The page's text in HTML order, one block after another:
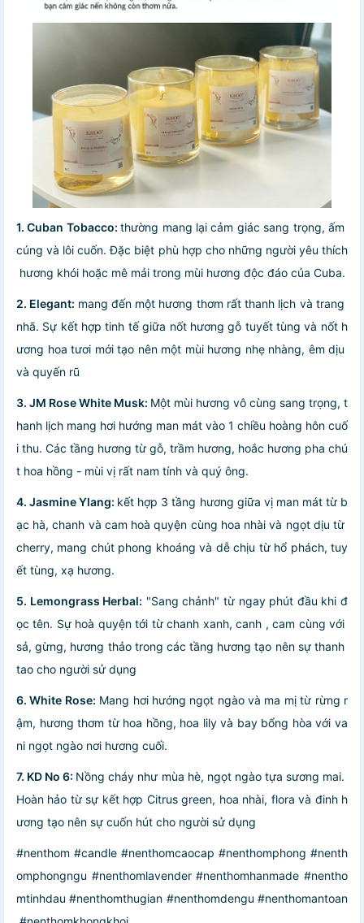
1. Cuban Tobacco:thường mang lại cảm giác sang trọng, ấm
cúng và lôi cuốn. Đặc biệt phù hợp cho những người yêu thích
hương khói hoặc mê mải trong mùi hương độc đáo của Cuba.
2. Elegant: mang đến một hương thơm rất thanh lịch và trang
nhã. Sự kết hợp tinh tế giữa nốt hương gỗ tuyết tùng và nốt h
ương hoa tươi mới tạo nên một mùi hương nhẹ nhàng, êm dịu
và quyến rũ
3. JM Rose White Musk: Một mùi hương vô cùng sang trọng, t
hanh lịch mang hơi hướng man mát vào 1 chiều hoàng hôn cuố
i thu. Các tầng hương từ gỗ, trầm hương, hoắc hương pha chú
t hoa hồng - mùi vị rất nam tính và quý ông.
4. Jasmine Ylang: kết hợp 3 tầng hương giữa vị man mát từ b
ạc hà, chanh và cam hoà quyện cùng hoa nhài và ngọt dịu từ
cherry, mang chút phong khoáng và dễ chịu từ hổ phách, tuy
ết tùng, xạ hương.
5. Lemongrass Herbal: "Sang chảnh" từ ngay phút đầu khi đ
ọc tên. Sự hoà quyện tới từ chanh xanh, canh , cam cùng với
sả, gừng, hương thảo trong các tầng hương tạo nên sự thanh
tao cho người sử dụng
6. White Rose: Mang hơi hướng ngọt ngào và ma mị từ rừng r
ậm, hương thơm từ hoa hồng, hoa lily và bay bổng hòa với va
ni ngọt ngào nơi hương cuối.
7. KD No 6: Nồng cháy như mùa hè, ngọt ngào tựa sương mai.
Hoàn hảo từ sự kết hợp Citrus green, hoa nhài, flora và đinh h
ương tạo nên sự cuốn hút cho người sử dụng
#nenthom #candle #nenthomcaocap #nenthomphong #nenth
omphongngu #nenthomlavender #nenthomhanmade #nentho
mtinhdau #nenthomthugian #nenthomdengu #nenthomantoan